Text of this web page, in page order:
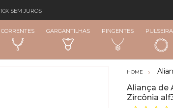
10X SEM JUROS
CORRENTES GARGANTILHAS PINGENTES
Aliança de
Zircônia